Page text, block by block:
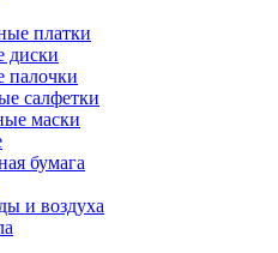
платки
диски
палочки
салфетки
маски
бумага
и воздуха